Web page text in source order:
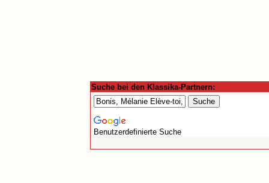
Suche bei den Klassika-Partnern:
Benutzerdefinierte Suche